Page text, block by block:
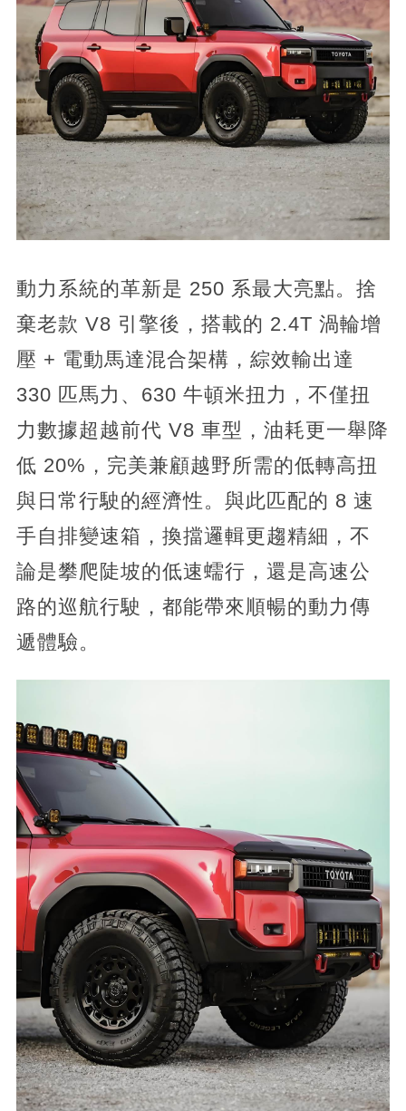
動力系統的革新是 250 系最大亮點。捨
棄老款 V8 引擎後，搭載的 2.4T 渦輪增
壓 + 電動馬達混合架構，綜效輸出達
330 匹馬力、630 牛頓米扭力，不僅扭
力數據超越前代 V8 車型，油耗更一舉降
低 20%，完美兼顧越野所需的低轉高扭
與日常行駛的經濟性。與此匹配的 8 速
手自排變速箱，換擋邏輯更趨精細，不
論是攀爬陡坡的低速蠕行，還是高速公
路的巡航行駛，都能帶來順暢的動力傳
遞體驗。